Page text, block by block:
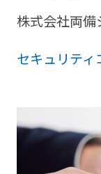
ARCACLAVIS
ARCACLAVIS
保守・サポー
まるっとおま
クラウド型
MediSec』
導入事例
特集
株式会社両
セキュリテ